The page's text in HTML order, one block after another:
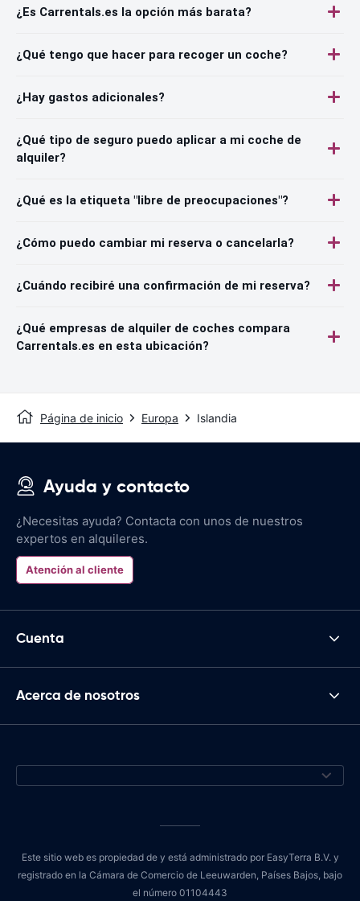
¿Es Carrentals.es la opción más barata?
¿Qué tengo que hacer para recoger un coche?
¿Hay gastos adicionales?
¿Qué tipo de seguro puedo aplicar a mi coche de
alquiler?
¿Qué es la etiqueta "libre de preocupaciones"?
¿Cómo puedo cambiar mi reserva o cancelarla?
¿Cuándo recibiré una confirmación de mi reserva?
¿Qué empresas de alquiler de coches compara
Carrentals.es en esta ubicación?
Página de inicio Europa Islandia
Ayuda y contacto
¿Necesitas ayuda? Contacta con unos de nuestros
expertos en alquileres.
Atención al cliente
Cuenta
Acerca de nosotros
Este sitio web es propiedad de y está administrado por EasyTerra B.V. y
registrado en la Cámara de Comercio de Leeuwarden, Países Bajos, bajo
el número 01104443